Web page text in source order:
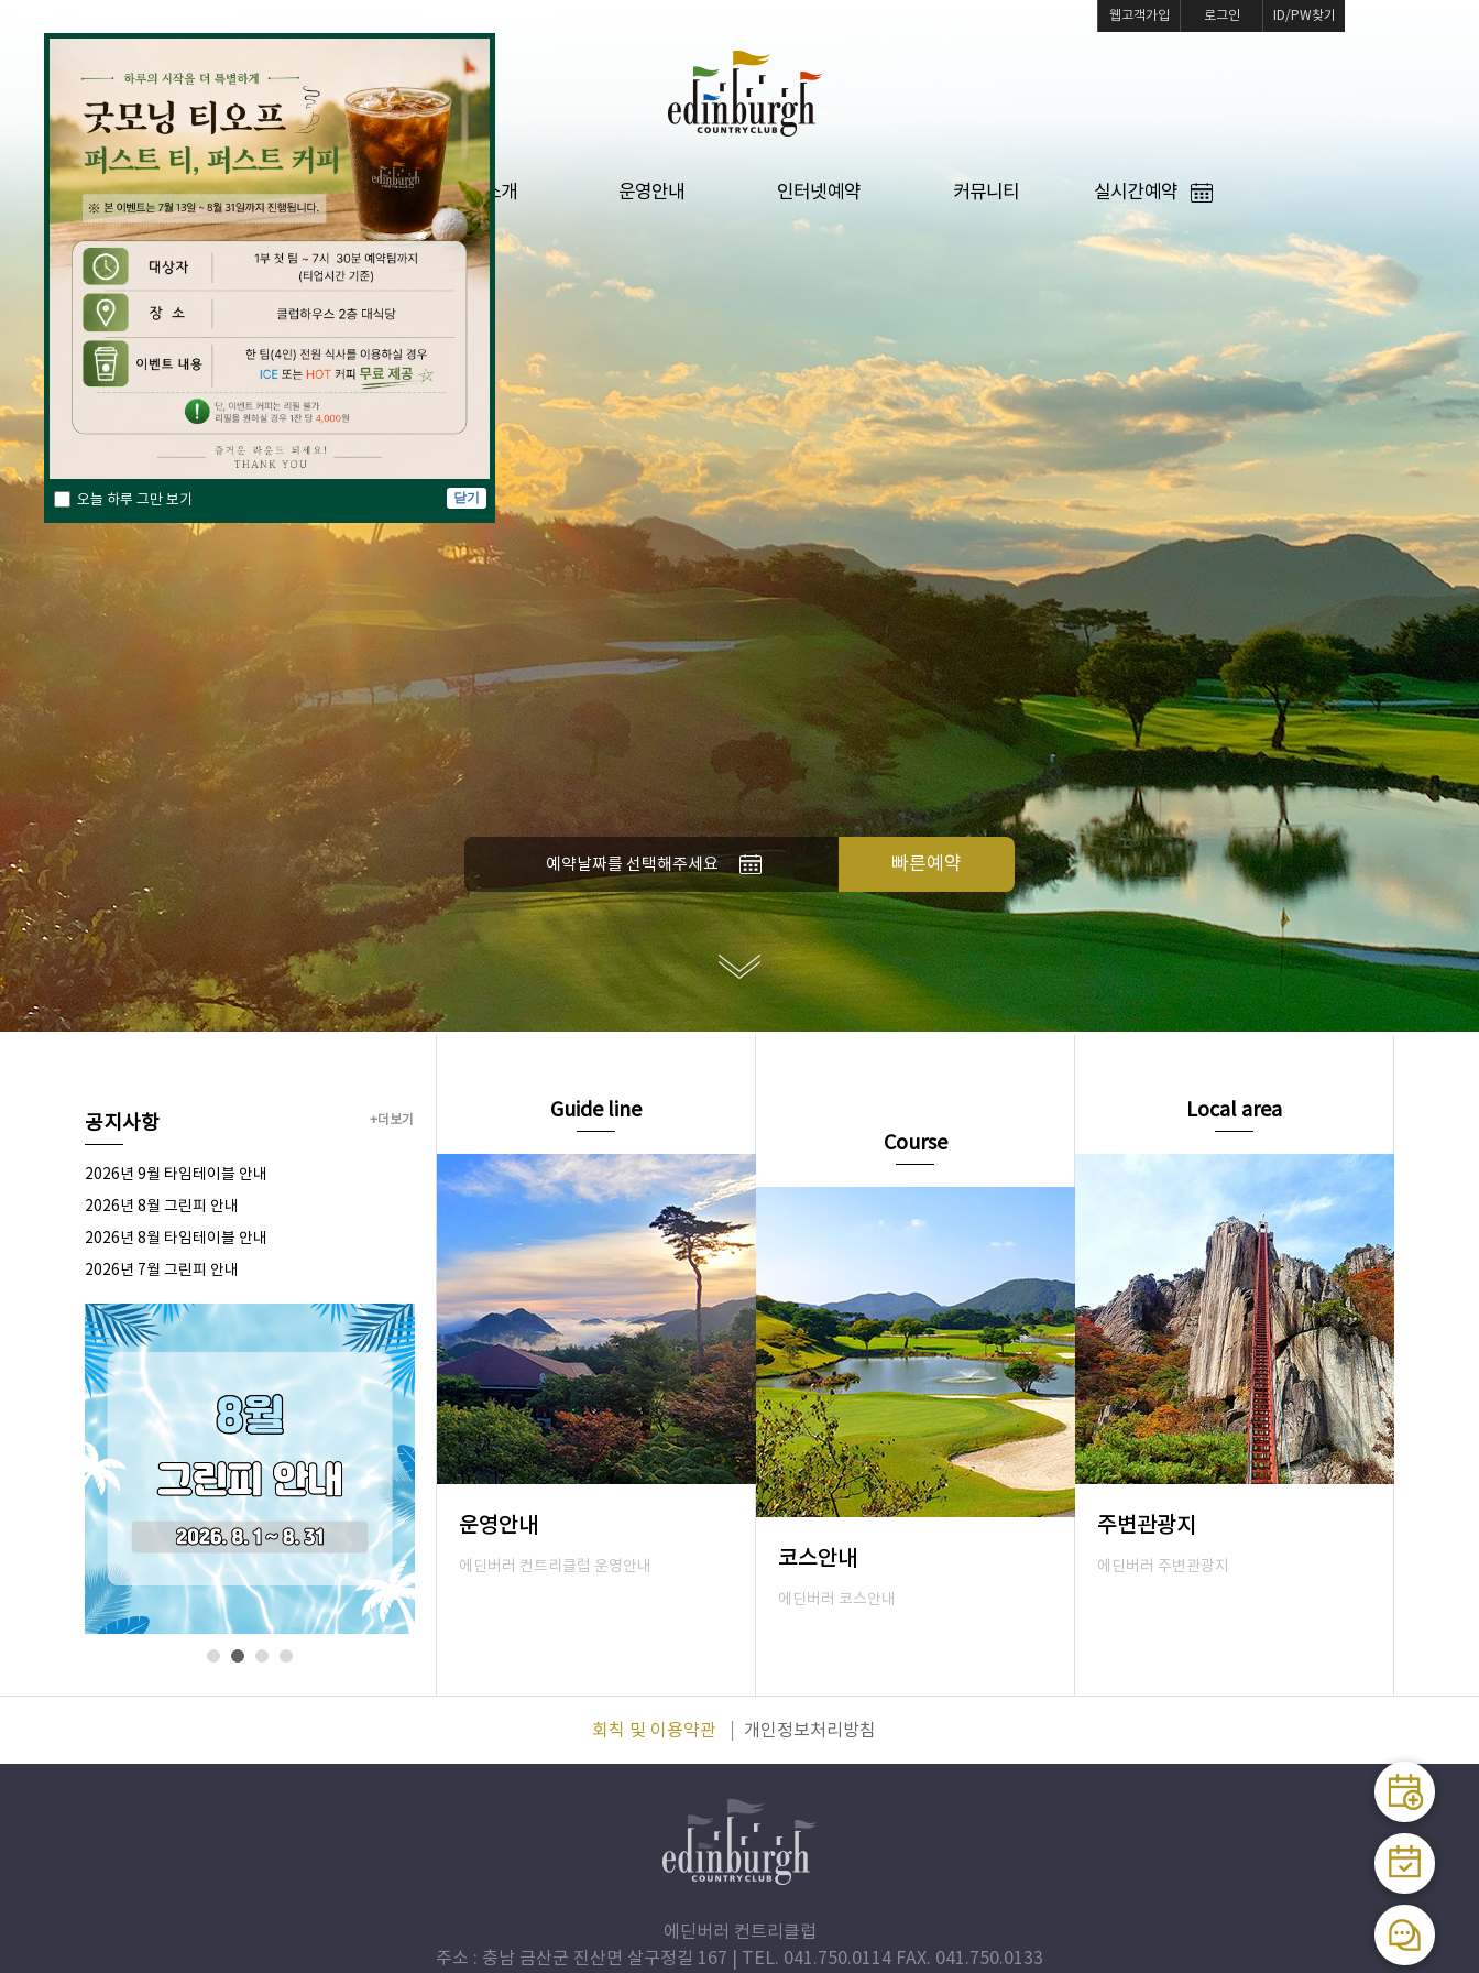
웹고객가입 로그인 ID/PW찾기
클럽소개 코스소개 운영안내 인터넷예약 커뮤니티 실시간예약
예약날짜를 선택해주세요 빠른예약
공지사항 +더보기
2026년 9월 타임테이블 안내
2026년 8월 그린피 안내
2026년 8월 타임테이블 안내
2026년 7월 그린피 안내
1 2 3 4
Guide line
운영안내
에딘버러 컨트리클럽 운영안내
Course
코스안내
에딘버러 코스안내
Local area
주변관광지
에딘버러 주변관광지
회칙 및 이용약관 개인정보처리방침
에딘버러 컨트리클럽
주소 : 충남 금산군 진산면 살구정길 167 | TEL. 041.750.0114 FAX. 041.750.0133
실시간
예약
예약확
오늘 하루 그만 보기